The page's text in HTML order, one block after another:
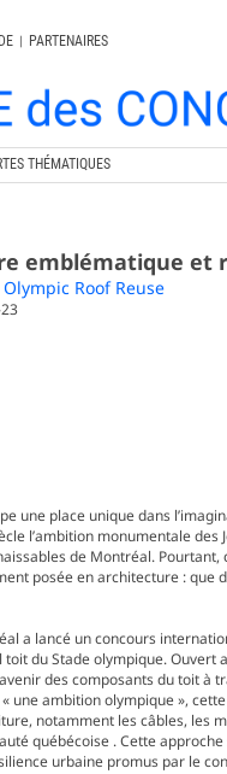
|
PARTENAIRES
THÉMATIQUES
emblématique et
Roof Reuse
une place unique dans
l’ambition monumentale
de Montréal.
posée en architecture :
a lancé un concours
du Stade olympique.
des composants du toit
une ambition olympique »,
notamment les câbles, les
québécoise . Cette
urbaine promus par le